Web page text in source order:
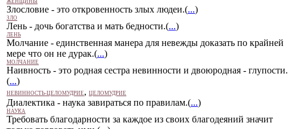
ЖЕНЩИНЫ
Злословие - это откровенность злых людеи.(...)
ЗЛО
Лень - дочь богатства и мать бедности.(...)
ЛЕНЬ
Молчание - единственная манера для невежды доказать по крайней
мере что он не дурак.(...)
МОЛЧАНИЕ
Наивность - это родная сестра невинности и двоюродная - глупости.
(...)
НЕВИННОСТЬ-ЦЕЛОМУДРИЕ , ЦЕЛОМУДРИЕ
Диалектика - наука завираться по правилам.(...)
НАУКА
Требовать благодарности за каждое из своих благодеяний значит